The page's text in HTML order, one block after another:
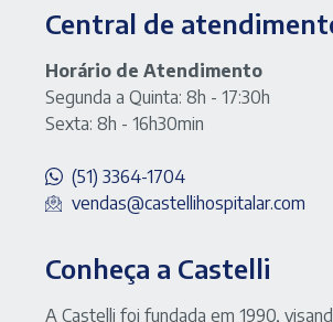
Central de
Horário de Atendimento
Segunda a Quinta: 8h - 17:30h
Sexta: 8h - 16h30min
(51) 3364-1704
vendas@castellihospitalar.com
Conheça a Castelli
A Castelli foi fundada em 1990,